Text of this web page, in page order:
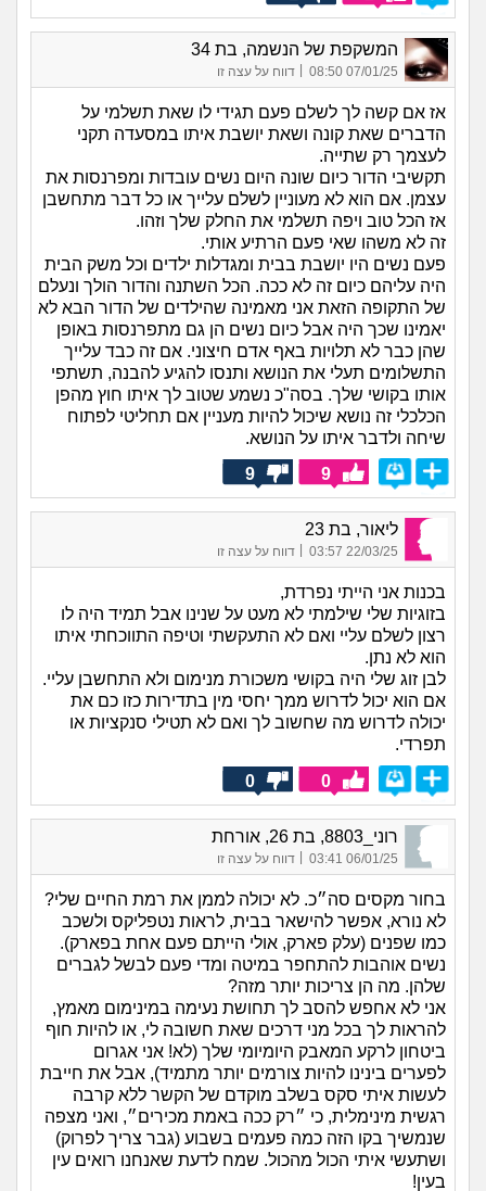
המשקפת של הנשמה, בת 34
07/01/25 08:50 דווח על עצה זו
אז אם קשה לך לשלם פעם תגידי לו שאת תשלמי על
הדברים שאת קונה ושאת יושבת איתו במסעדה תקני
לעצמך רק שתייה.
תקשיבי הדור כיום שונה היום נשים עובדות ומפרנסות את
עצמן. אם הוא לא מעוניין לשלם עלייך או כל דבר מתחשבן
אז הכל טוב ויפה תשלמי את החלק שלך וזהו.
זה לא משהו שאי פעם הרתיע אותי.
פעם נשים היו יושבת בבית ומגדלות ילדים וכל משק הבית
היה עליהם כיום זה לא ככה. הכל השתנה והדור הולך ונעלם
של התקופה הזאת אני מאמינה שהילדים של הדור הבא לא
יאמינו שכך היה אבל כיום נשים הן גם מתפרנסות באופן
שהן כבר לא תלויות באף אדם חיצוני. אם זה כבד עלייך
התשלומים תעלי את הנושא ותנסו להגיע להבנה, תשתפי
אותו בקושי שלך. בסה"כ נשמע שטוב לך איתו חוץ מהפן
הכלכלי זה נושא שיכול להיות מעניין אם תחליטי לפתוח
שיחה ולדבר איתו על הנושא.
9
9
ליאור, בת 23
22/03/25 03:57 דווח על עצה זו
בכנות אני הייתי נפרדת,
בזוגיות שלי שילמתי לא מעט על שנינו אבל תמיד היה לו
רצון לשלם עליי ואם לא התעקשתי וטיפה התווכחתי איתו
הוא לא נתן.
לבן זוג שלי היה בקושי משכורת מנימום ולא התחשבן עליי.
אם הוא יכול לדרוש ממך יחסי מין בתדירות כזו כם את
יכולה לדרוש מה שחשוב לך ואם לא תטילי סנקציות או
תפרדי.
0
0
רוני_8803, בת 26, אורחת
06/01/25 03:41
| דווח על עצה זו
בחור מקסים סה״כ. לא יכולה לממן את רמת החיים שלי?
לא נורא, אפשר להישאר בבית, לראות נטפליקס ולשכב
כמו שפנים (עלק פארק, אולי הייתם פעם אחת בפארק).
נשים אוהבות להתחפר במיטה ומדי פעם לבשל לגברים
שלהן. מה הן צריכות יותר מזה?
אני לא אחפש להסב לך תחושת נעימה במינימום מאמץ,
להראות לך בכל מני דרכים שאת חשובה לי, או להיות חוף
ביטחון לרקע המאבק היומיומי שלך (לא! אני אגרום
לפערים בינינו להיות צורמים יותר מתמיד), אבל את חייבת
לעשות איתי סקס בשלב מוקדם של הקשר ללא קרבה
רגשית מינימלית, כי ״רק ככה באמת מכירים״, ואני מצפה
שנמשיך בקו הזה כמה פעמים בשבוע (גבר צריך לפרוק)
ושתעשי איתי הכול מהכול. שמח לדעת שאנחנו רואים עין
בעין!